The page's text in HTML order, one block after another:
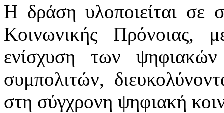
Η δράση υλοποιείται σε
Κοινωνικής Πρόνοιας,
ενίσχυση των
συμπολιτών,
στη σύγχρονη ψηφιακή